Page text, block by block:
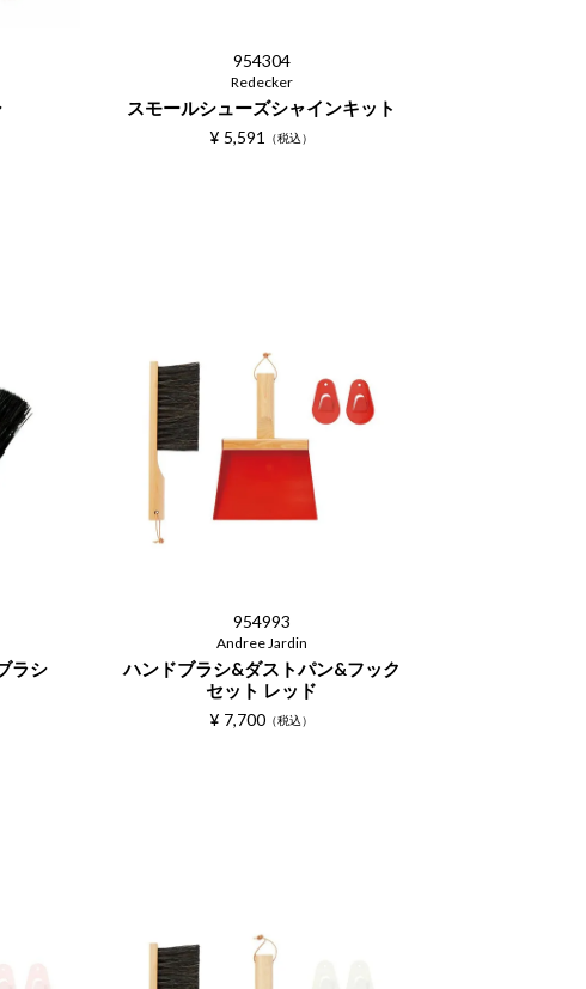
954304
Redecker
スモールシューズシャインキット
¥ 5,591 税込
ラシ
954993
Andree Jardin
ハンドブラシ&ダストパン&フック
セット レッド
¥ 7,700 税込